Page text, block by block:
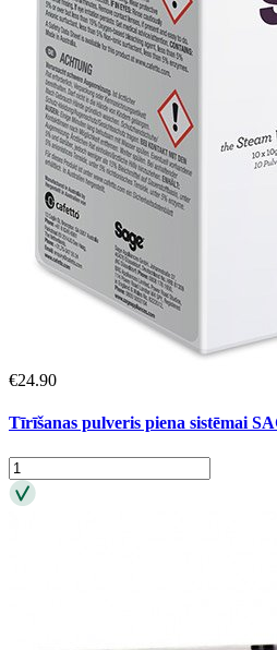
€24.90
Tīrīšanas pulveris piena sistēmai